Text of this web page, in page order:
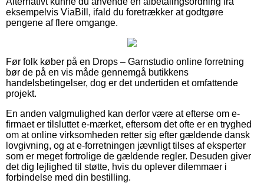
eksempelvis ViaBill, ifald du foretrækker at godtgøre
pengene af flere omgange.
Før folk køber på en Drops – Garnstudio online forretning
bør de på en vis måde gennemgå butikkens
handelsbetingelser, dog er det undertiden et omfattende
projekt.
En anden valgmulighed kan derfor være at efterse om e-
firmaet er tilsluttet e-mærket, eftersom det ofte er en tryghed
om at online virksomheden retter sig efter gældende dansk
lovgivning, og at e-forretningen jævnligt tilses af eksperter
som er meget fortrolige de gældende regler. Desuden giver
det dig lejlighed til støtte, hvis du oplever dilemmaer i
forbindelse med din bestilling.